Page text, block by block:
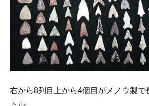
右から8列目上から4個目がメノウ製で
トル